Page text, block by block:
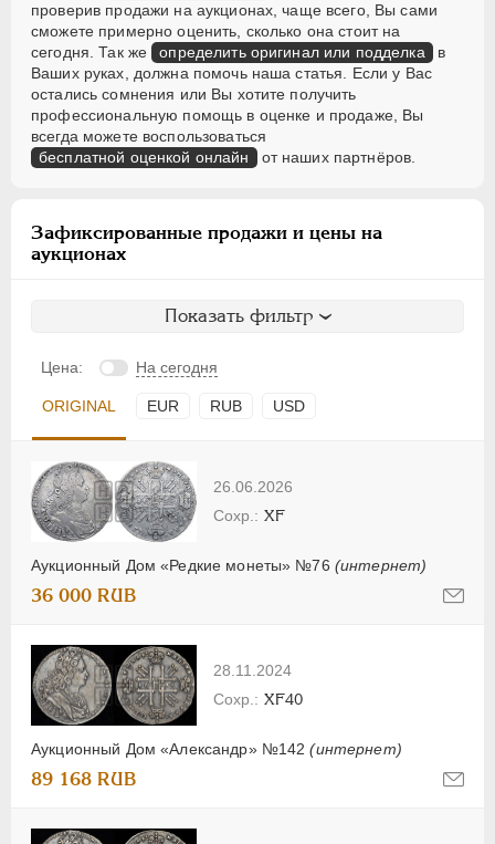
проверив продажи на аукционах, чаще всего, Вы сами
сможете примерно оценить, сколько она стоит на
сегодня. Так же определить оригинал или подделка в
Ваших руках, должна помочь наша статья. Если у Вас
остались сомнения или Вы хотите получить
профессиональную помощь в оценке и продаже, Вы
всегда можете воспользоваться
бесплатной оценкой онлайн от наших партнёров.
Зафиксированные продажи и цены на
аукционах
Показать фильтр
Цена: На сегодня
ORIGINAL EUR RUB USD
26.06.2026
Аукционный Дом «Редкие монеты» №76 (интернет)
XF
36 000 RUB
28.11.2024
Аукционный Дом «Александр» №142(интернет)
XF40
89 168 RUB